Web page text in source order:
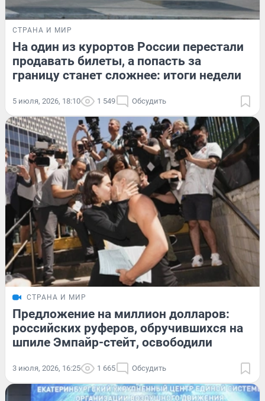
СТРАНА И МИР
На один из курортов России перестали
продавать билеты, а попасть за
границу станет сложнее: итоги недели
5 июля, 2026, 18:10 1 549 Обсудить
СТРАНА И МИР
Предложение на миллион долларов:
российских руферов, обручившихся на
шпиле Эмпайр-стейт, освободили
3 июля, 2026, 16:25 1 665 Обсудить